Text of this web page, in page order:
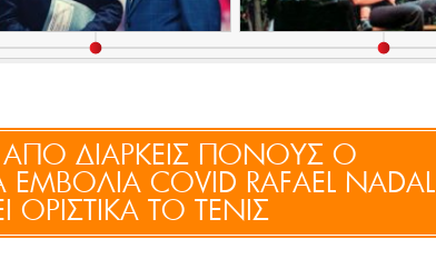
ΔΙΑΡΚΕΙΣ ΠΟΝΟΥΣ Ο
COVID RAFAEL NADAL
ΟΡΙΣΤΙΚΑ ΤΟ ΤΕΝΙΣ